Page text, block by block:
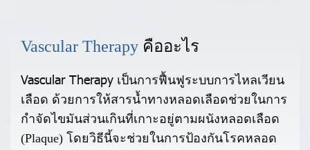
Vascular Therapy คืออะไร
Vascular Therapy เป็นการฟื้นฟูระบบการไหลเวียน
เลือด ด้วยการให้สารน้ำทางหลอดเลือดช่วยในการ
กำจัดไขมันส่วนเกินที่เกาะอยู่ตามผนังหลอดเลือด
(Plaque) โดยวิธีนี้จะช่วยในการป้องกันโรคหลอด